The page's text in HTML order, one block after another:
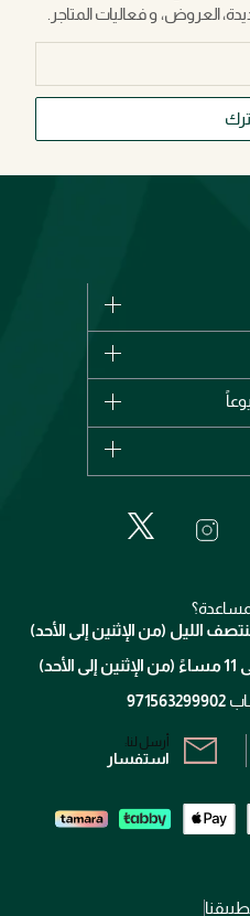
العروض، و فعاليات المتاجر.
971563299902
أرسل لنا:
استفسار